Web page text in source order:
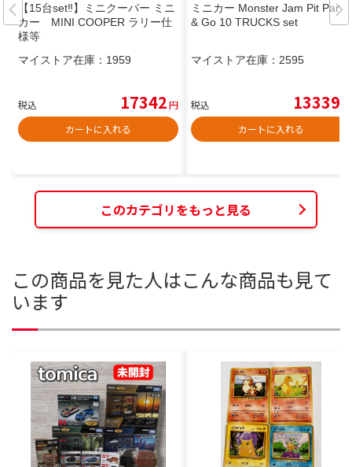
【15台set‼︎】ミニクーパー ミニ
カー MINI COOPER ラリー仕
様等
マイストア在庫： 1959
税込 17342円
カートに入れる
ミニカー Monster Jam Pit Party
& Go 10 TRUCKS set
マイストア在庫： 2595
税込 13339
カートに入れる
このカテゴリをもっと見る
この商品を見た人はこんな商品も見て
います